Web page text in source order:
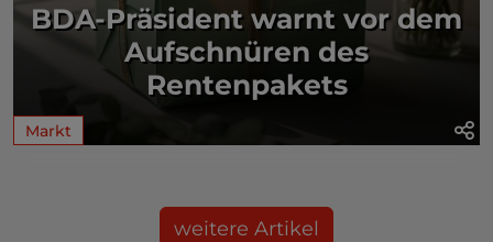
BDA-Präsident warnt vor dem
Aufschnüren des
Rentenpakets
Markt
weitere Artikel